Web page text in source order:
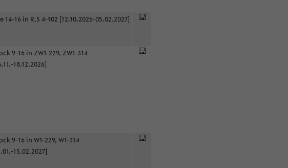
14-16 in R.5 4-102 [12.10.2026-05.02.2027]
9-16 in ZW1-229, ZW1-314
18.12.2026]
9-16 in W1-229, W1-314
15.02.2027]